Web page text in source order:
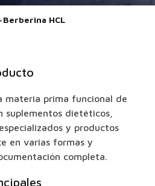
Berberina HCL
materia prima funcional de
dietéticos,
y productos
en varias formas y
completa.